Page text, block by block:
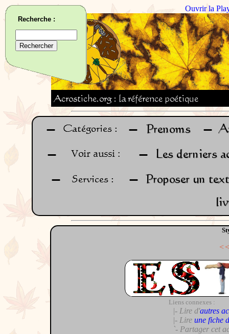
Ouvrir la
Liens connexes :
|- Lire d'autres
|- Lire une fiche
`- Partager cet
Recherche :